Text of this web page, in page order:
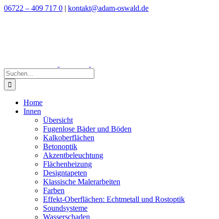
Zum
06722 – 409 717 0 | kontakt@adam-oswald.de
Suche
nach:
Home
Innen
Übersicht
Fugenlose Bäder und Böden
Kalkoberflächen
Betonoptik
Akzentbeleuchtung
Flächenheizung
Designtapeten
Klassische Malerarbeiten
Farben
Effekt-Oberflächen: Echtmetall und Rostoptik
Soundsysteme
Wasserschaden